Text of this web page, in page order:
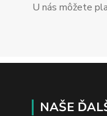
U nás môžete
NAŠE